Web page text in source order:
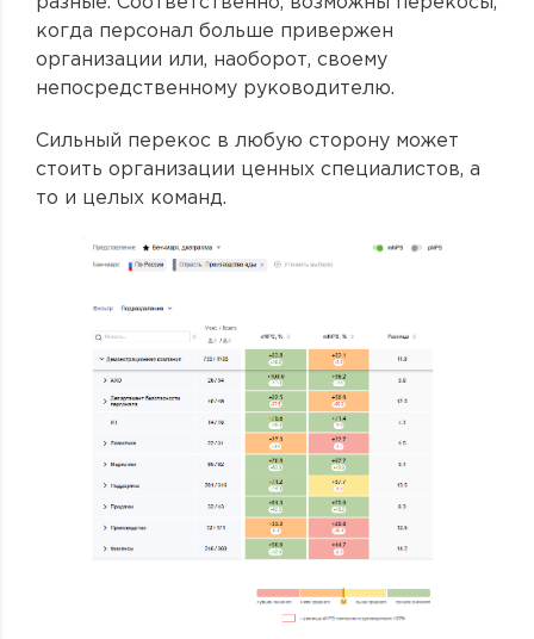
когда персонал больше привержен
организации или, наоборот, своему
непосредственному руководителю.
Сильный перекос в любую сторону может
стоить организации ценных специалистов, а
то и целых команд.